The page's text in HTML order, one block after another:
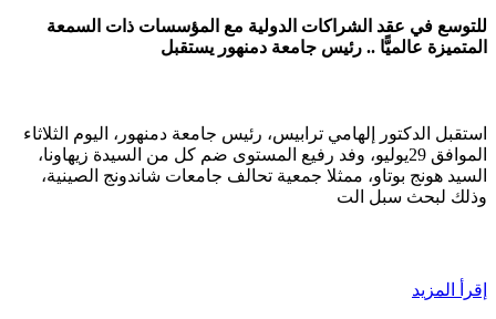
للتوسع في عقد الشراكات الدولية مع المؤسسات ذات السمعة
المتميزة عالميًّا .. رئيس جامعة دمنهور يستقبل
استقبل الدكتور إلهامي ترابيس، رئيس جامعة دمنهور، اليوم الثلاثاء
الموافق 29يوليو، وفد رفيع المستوى ضم كل من السيدة زيهاونا،
السيد هونج بوتاو، ممثلا جمعية تحالف جامعات شاندونج الصينية،
وذلك لبحث سبل الت
إقرأ المزيد